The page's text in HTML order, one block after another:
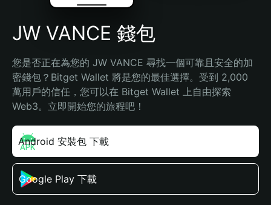
JW VANCE 錢包
您是否正在為您的 JW VANCE 尋找一個可靠且安全的加
密錢包？Bitget Wallet 將是您的最佳選擇。受到 2,000
萬用戶的信任，您可以在 Bitget Wallet 上自由探索
Web3。立即開始您的旅程吧！
Android 安裝包 下載
Google Play 下載